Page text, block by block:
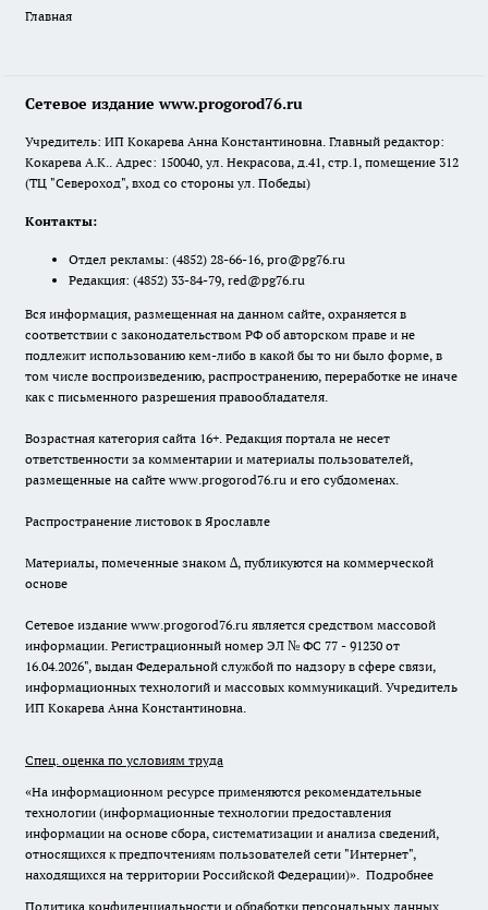
Главная
Сетевое издание www.progorod76.ru
Учредитель: ИП Кокарева Анна Константиновна. Главный редактор:
Кокарева А.К.. Адрес: 150040, ул. Некрасова, д.41, стр.1, помещение 312
(ТЦ "Североход", вход со стороны ул. Победы)
Контакты:
Отдел рекламы: (4852) 28-66-16, pro@pg76.ru
Редакция: (4852) 33-84-79, red@pg76.ru
Вся информация, размещенная на данном сайте, охраняется в
соответствии с законодательством РФ об авторском праве и не
подлежит использованию кем-либо в какой бы то ни было форме, в
том числе воспроизведению, распространению, переработке не иначе
как с письменного разрешения правообладателя.
Возрастная категория сайта 16+. Редакция портала не несет
ответственности за комментарии и материалы пользователей,
размещенные на сайте www.progorod76.ru и его субдоменах.
Распространение листовок в Ярославле
Материалы, помеченные знаком ∆, публикуются на коммерческой
основе
Сетевое издание www.progorod76.ru является средством массовой
информации. Регистрационный номер ЭЛ № ФС 77 - 91230 от
16.04.2026", выдан Федеральной службой по надзору в сфере связи,
информационных технологий и массовых коммуникаций. Учредитель
ИП Кокарева Анна Константиновна.
Спец. оценка по условиям труда
«На информационном ресурсе применяются рекомендательные
технологии (информационные технологии предоставления
информации на основе сбора, систематизации и анализа сведений,
относящихся к предпочтениям пользователей сети "Интернет",
находящихся на территории Российской Федерации)». Подробнее
Политика конфиденциальности и обработки персональных данных